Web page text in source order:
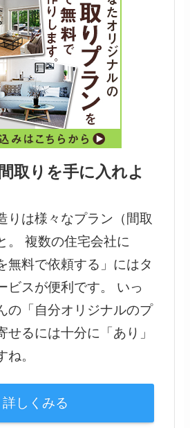
取りを手に入れよ
りは様々なプラン（間取
。 複数の住宅会社に
無料で依頼する」にはタ
ビスが便利です。 いっ
の「自分オリジナルのプ
せるには十分に「あり」
。
詳しくみる